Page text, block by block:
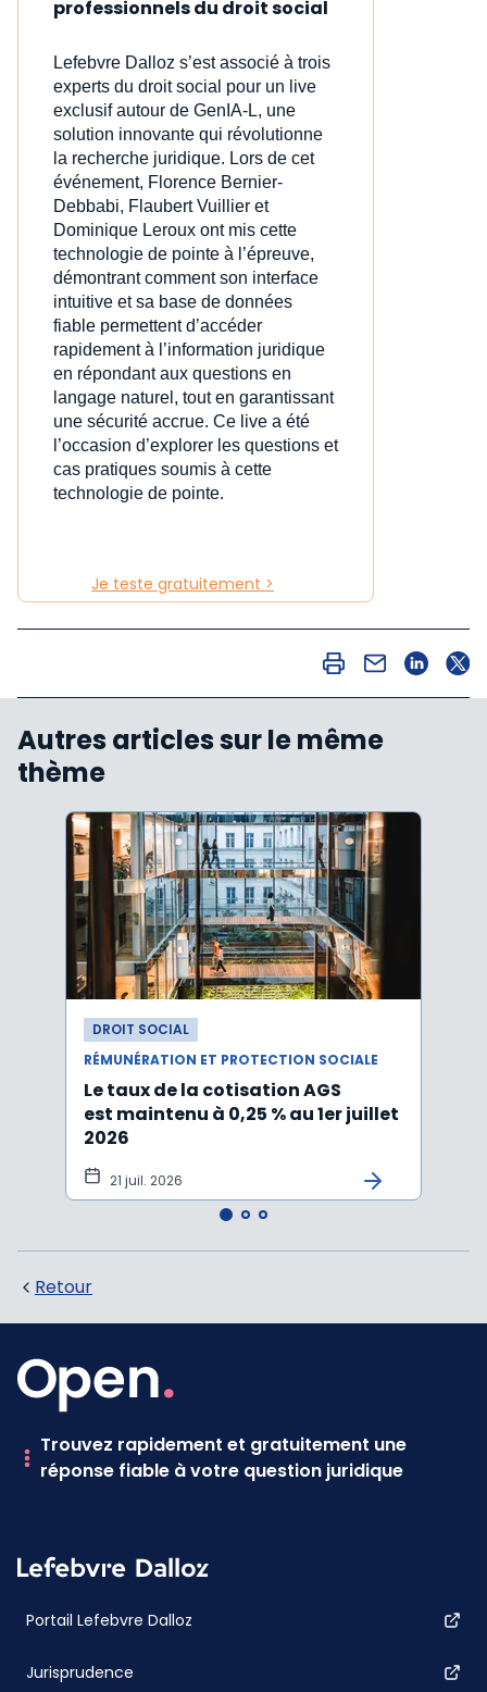
professionnels du droit social
Lefebvre Dalloz s’est associé à trois
experts du droit social pour un live
exclusif autour de GenIA‑L, une
solution innovante qui révolutionne
la recherche juridique. Lors de cet
événement, Florence Bernier-
Debbabi, Flaubert Vuillier et
Dominique Leroux ont mis cette
technologie de pointe à l’épreuve,
démontrant comment son interface
intuitive et sa base de données
fiable permettent d’accéder
rapidement à l’information juridique
en répondant aux questions en
langage naturel, tout en garantissant
une sécurité accrue. Ce live a été
l’occasion d’explorer les questions et
cas pratiques soumis à cette
technologie de pointe.
Je teste gratuitement >
Autres articles sur le même
thème
DROIT SOCIAL
RÉMUNÉRATION ET PROTECTION SOCIALE
Le taux de la cotisation AGS
est maintenu à 0,25 % au 1er juillet
2026
21 juil. 2026
Retour
Trouvez rapidement et gratuitement une
réponse fiable à votre question juridique
Portail Lefebvre Dalloz
Jurisprudence